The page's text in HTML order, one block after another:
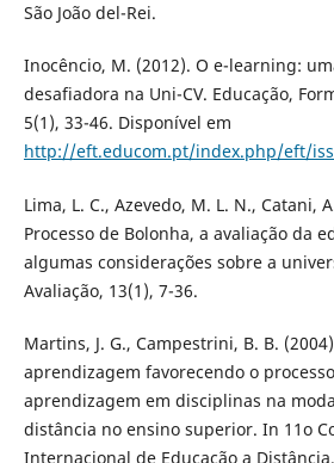
São João del-Rei.
Inocêncio, M. (2012). O e-learning:
desafiadora na Uni-CV. Educação,
5(1), 33-46. Disponí­vel em
http://eft.educom.pt/index.php/eft/
Lima, L. C., Azevedo, M. L. N., Catani,
Processo de Bolonha, a avaliação da
algumas considerações sobre a
Avaliação, 13(1), 7-36.
Martins, J. G., Campestrini, B. B.
aprendizagem favorecendo o
aprendizagem em disciplinas na
distância no ensino superior. In 11o
Internacional de Educação a